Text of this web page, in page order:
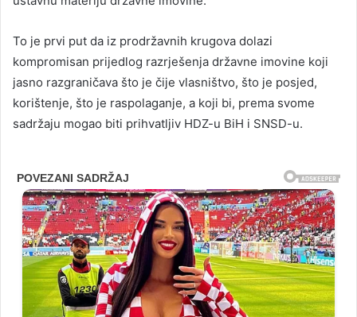
To je prvi put da iz prodržavnih krugova dolazi
kompromisan prijedlog razrješenja državne imovine koji
jasno razgraničava što je čije vlasništvo, što je posjed,
korištenje, što je raspolaganje, a koji bi, prema svome
sadržaju mogao biti prihvatljiv HDZ-u BiH i SNSD-u.